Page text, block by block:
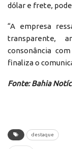
dólar e frete,
“A empresa
transparente,
consonância
finaliza o
Fonte: Bahia
destaque